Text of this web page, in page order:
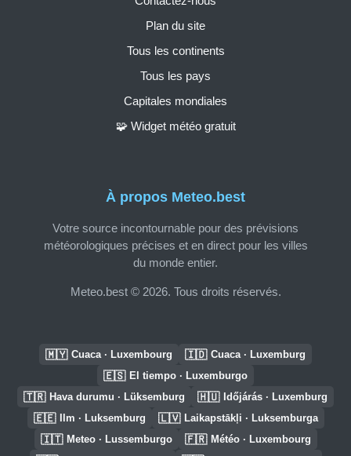
À propos Meteo.best
Votre source incontournable pour des prévisions
météorologiques précises et en direct pour les villes
du monde entier.
Meteo.best © 2026. Tous droits réservés.
Plan du site
Tous les continents
Tous les pays
Capitales mondiales
🧩 Widget météo gratuit
🇲🇾 Cuaca · Luxembourg 🇮🇩 Cuaca · Luxemburg
🇪🇸 El tiempo · Luxemburgo
🇹🇷 Hava durumu · Lüksemburg 🇭🇺 Időjárás · Luxemburg
🇪🇪 Ilm · Luksemburg 🇱🇻 Laikapstākļi · Luksemburga
🇮🇹 Meteo · Lussemburgo 🇫🇷 Météo · Luxembourg